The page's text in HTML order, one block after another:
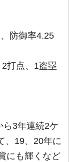
防御率4.25
打点、1盗塁
3年連続2ケ
、19、20年に
にも輝くなど